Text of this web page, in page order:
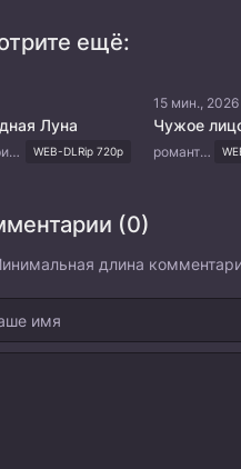
ещё:
Луна
история, романтика, фэнтези WEB-DLRip 720p
15 мин., 2026
Чужое
романтика, драма
(0)
длина